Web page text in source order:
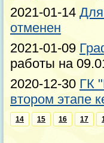
2021-01-14 Для
отменен
2021-01-09
работы на
2020-12-30 ГК
втором этапе
14 15 16 17